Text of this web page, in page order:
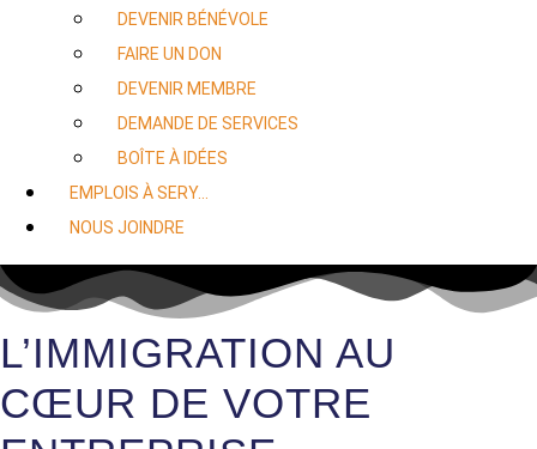
DEVENIR BÉNÉVOLE
FAIRE UN DON
DEVENIR MEMBRE
DEMANDE DE SERVICES
BOÎTE À IDÉES
EMPLOIS À SERY…
NOUS JOINDRE
L’IMMIGRATION AU
CŒUR DE VOTRE